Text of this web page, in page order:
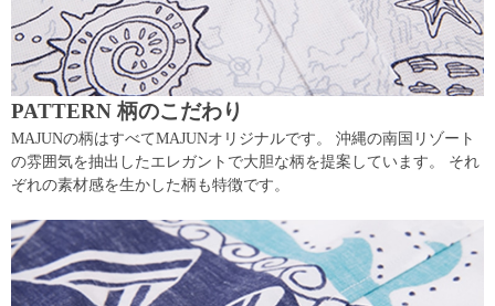
PATTERN 柄のこだわり
MAJUNの柄はすべてMAJUNオリジナルです。 沖縄の南国リゾート
の雰囲気を抽出したエレガントで大胆な柄を提案しています。 それ
ぞれの素材感を生かした柄も特徴です。